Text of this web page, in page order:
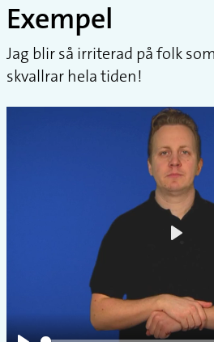
Exempel
Jag blir så irriterad på folk
skvallrar hela tiden!